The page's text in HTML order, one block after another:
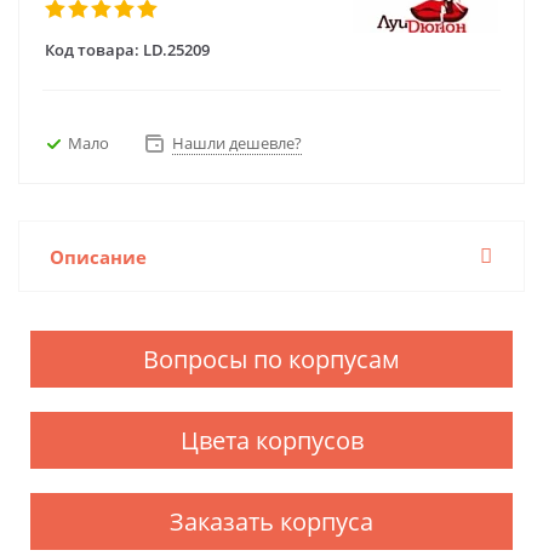
Код товара: LD.25209
Мало Нашли дешевле?
Описание
Вопросы по корпусам
Цвета корпусов
Заказать корпуса